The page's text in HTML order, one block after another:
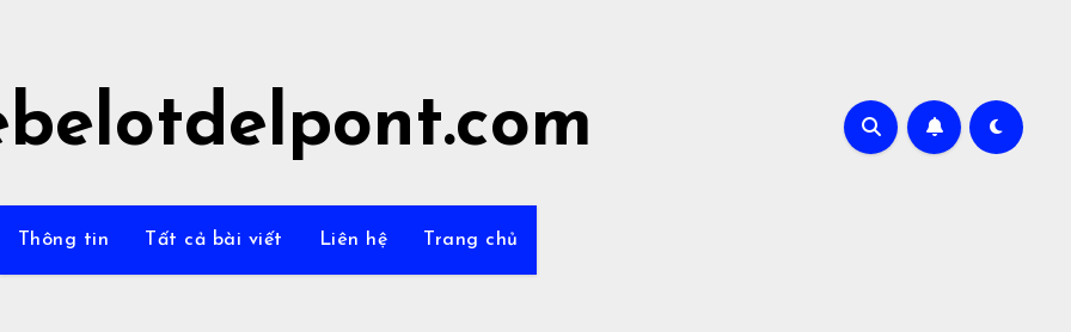
Thông tin Tất cả bài viết Liên hệ Trang chủ